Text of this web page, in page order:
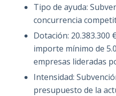
Tipo de ayuda:
concurrencia
Dotación: 20.383.300
importe mínimo de
empresas lideradas
Intensidad:
presupuesto de la